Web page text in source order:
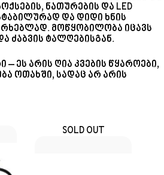
ნათურების და LED
და დიდი ხნის
მოწყობილობა იცავს
ძაბვის ტალღებისგან.
ეს არის ღია კვების წყაროები,
ოთახში, სადაც არ არის
SOLD OUT